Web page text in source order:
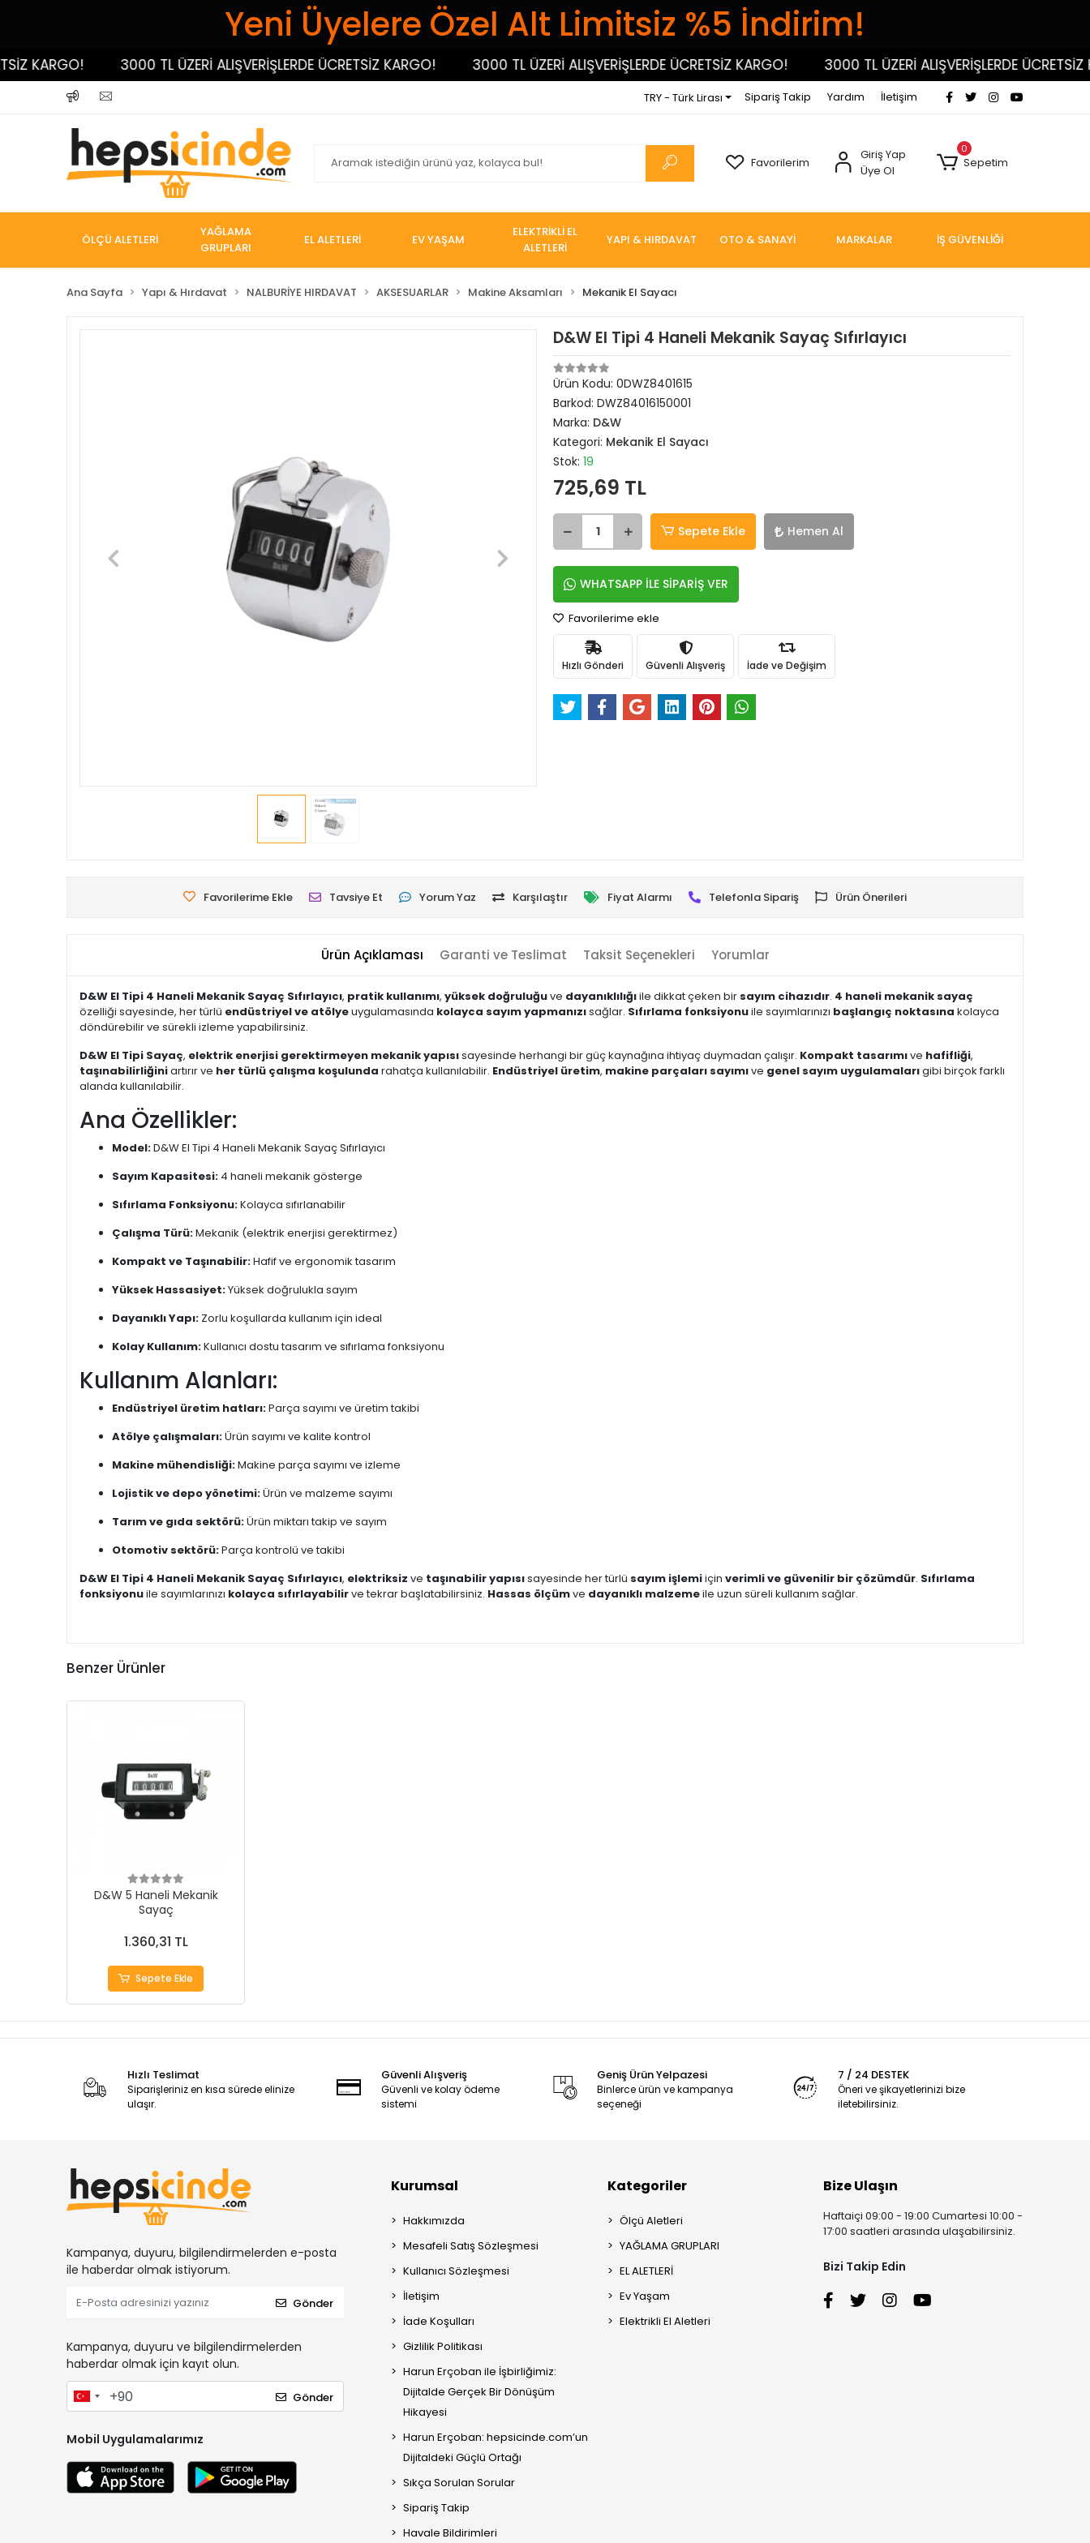
Yeni Üyelere Özel Alt Limitsiz %5 İndirim!
3000 TL ÜZERİ ALIŞVERİŞLERDE ÜCRETSİZ KARGO! 3000 TL ÜZERİ ALIŞVERİŞLERDE ÜCRETSİZ KARGO! 3000 TL ÜZERİ ALIŞVERİŞLERDE ÜCRETSİZ
TRY - Türk Lirası Sipariş Takip Yardım İletişim
Favorilerim
Giriş Yap
Üye Ol
0
Sepetim
ÖLÇÜ ALETLERİ
YAĞLAMA
GRUPLARI
EL ALETLERİ EV YAŞAM
ELEKTRİKLİ EL
ALETLERİ
YAPI & HIRDAVAT OTO & SANAYİ MARKALAR İŞ GÜVENLİĞİ
Ana Sayfa Yapı & Hırdavat NALBURİYE HIRDAVAT AKSESUARLAR Makine Aksamları Mekanik El Sayacı
D&W El Tipi 4 Haneli Mekanik Sayaç Sıfırlayıcı
Ürün Kodu: 0DWZ8401615
Barkod: DWZ84016150001
Marka: D&W
Kategori: Mekanik El Sayacı
Stok: 19
725,69 TL
Sepete Ekle Hemen Al
WHATSAPP İLE SİPARİŞ VER
Favorilerime ekle
Hızlı Gönderi Güvenli Alışveriş İade ve Değişim
Favorilerime Ekle Tavsiye Et Yorum Yaz Karşılaştır Fiyat Alarmı Telefonla Sipariş Ürün Önerileri
Ürün Açıklaması Garanti ve Teslimat Taksit Seçenekleri Yorumlar
D&W El Tipi 4 Haneli Mekanik Sayaç Sıfırlayıcı, pratik kullanımı, yüksek doğruluğuve dayanıklılığıile dikkat çeken bir sayım cihazıdır. 4 haneli mekanik sayaç
özelliği sayesinde, her türlü endüstriyel ve atölyeuygulamasında kolayca sayım yapmanızısağlar. Sıfırlama fonksiyonuile sayımlarınızı başlangıç noktasına kolayca
döndürebilir ve sürekli izleme yapabilirsiniz.
D&W El Tipi Sayaç, elektrik enerjisi gerektirmeyen mekanik yapısısayesinde herhangi bir güç kaynağına ihtiyaç duymadan çalışır. Kompakt tasarımıve hafifliği,
taşınabilirliğiniartırır ve her türlü çalışma koşulunda rahatça kullanılabilir. Endüstriyel üretim, makine parçaları sayımıve genel sayım uygulamalarıgibi birçok farklı
alanda kullanılabilir.
Ana Özellikler:
Model:D&W El Tipi 4 Haneli Mekanik Sayaç Sıfırlayıcı
Sayım Kapasitesi: 4 haneli mekanik gösterge
Sıfırlama Fonksiyonu:Kolayca sıfırlanabilir
Çalışma Türü:Mekanik (elektrik enerjisi gerektirmez)
Kompakt ve Taşınabilir:Hafif ve ergonomik tasarım
Yüksek Hassasiyet:Yüksek doğrulukla sayım
Dayanıklı Yapı: Zorlu koşullarda kullanım için ideal
Kolay Kullanım:Kullanıcı dostu tasarım ve sıfırlama fonksiyonu
Kullanım Alanları:
Endüstriyel üretim hatları:Parça sayımı ve üretim takibi
Atölye çalışmaları:Ürün sayımı ve kalite kontrol
Makine mühendisliği:Makine parça sayımı ve izleme
Lojistik ve depo yönetimi:Ürün ve malzeme sayımı
Tarım ve gıda sektörü:Ürün miktarı takip ve sayım
Otomotiv sektörü:Parça kontrolü ve takibi
D&W El Tipi 4 Haneli Mekanik Sayaç Sıfırlayıcı, elektriksiz ve taşınabilir yapısısayesinde her türlü sayım işlemiiçin verimli ve güvenilir bir çözümdür. Sıfırlama
fonksiyonuile sayımlarınızı kolayca sıfırlayabilirve tekrar başlatabilirsiniz. Hassas ölçümve dayanıklı malzemeile uzun süreli kullanım sağlar.
Benzer Ürünler
D&W 5 Haneli Mekanik
Sayaç
1.360,31 TL
Sepete Ekle
Hızlı Teslimat
Siparişleriniz en kısa sürede elinize
ulaşır.
Güvenli Alışveriş
Güvenli ve kolay ödeme
sistemi
Geniş Ürün Yelpazesi
Binlerce ürün ve kampanya
seçeneği
7 / 24 DESTEK
Öneri ve şikayetlerinizi bize
iletebilirsiniz.
Kampanya, duyuru, bilgilendirmelerden e-posta
ile haberdar olmak istiyorum.
Gönder
Kampanya, duyuru ve bilgilendirmelerden
haberdar olmak için kayıt olun.
Gönder
Mobil Uygulamalarımız
Kurumsal
Hakkımızda
Mesafeli Satış Sözleşmesi
Kullanıcı Sözleşmesi
İletişim
İade Koşulları
Gizlilik Politikası
Harun Erçoban ile İşbirliğimiz:
Dijitalde Gerçek Bir Dönüşüm
Hikayesi
Harun Erçoban: hepsicinde.com’un
Dijitaldeki Güçlü Ortağı
Sıkça Sorulan Sorular
Sipariş Takip
Havale Bildirimleri
Kategoriler
Ölçü Aletleri
YAĞLAMA GRUPLARI
EL ALETLERİ
Ev Yaşam
Elektrikli El Aletleri
Bize Ulaşın
Haftaiçi 09:00 - 19:00 Cumartesi 10:00 -
17:00 saatleri arasında ulaşabilirsiniz.
Bizi Takip Edin